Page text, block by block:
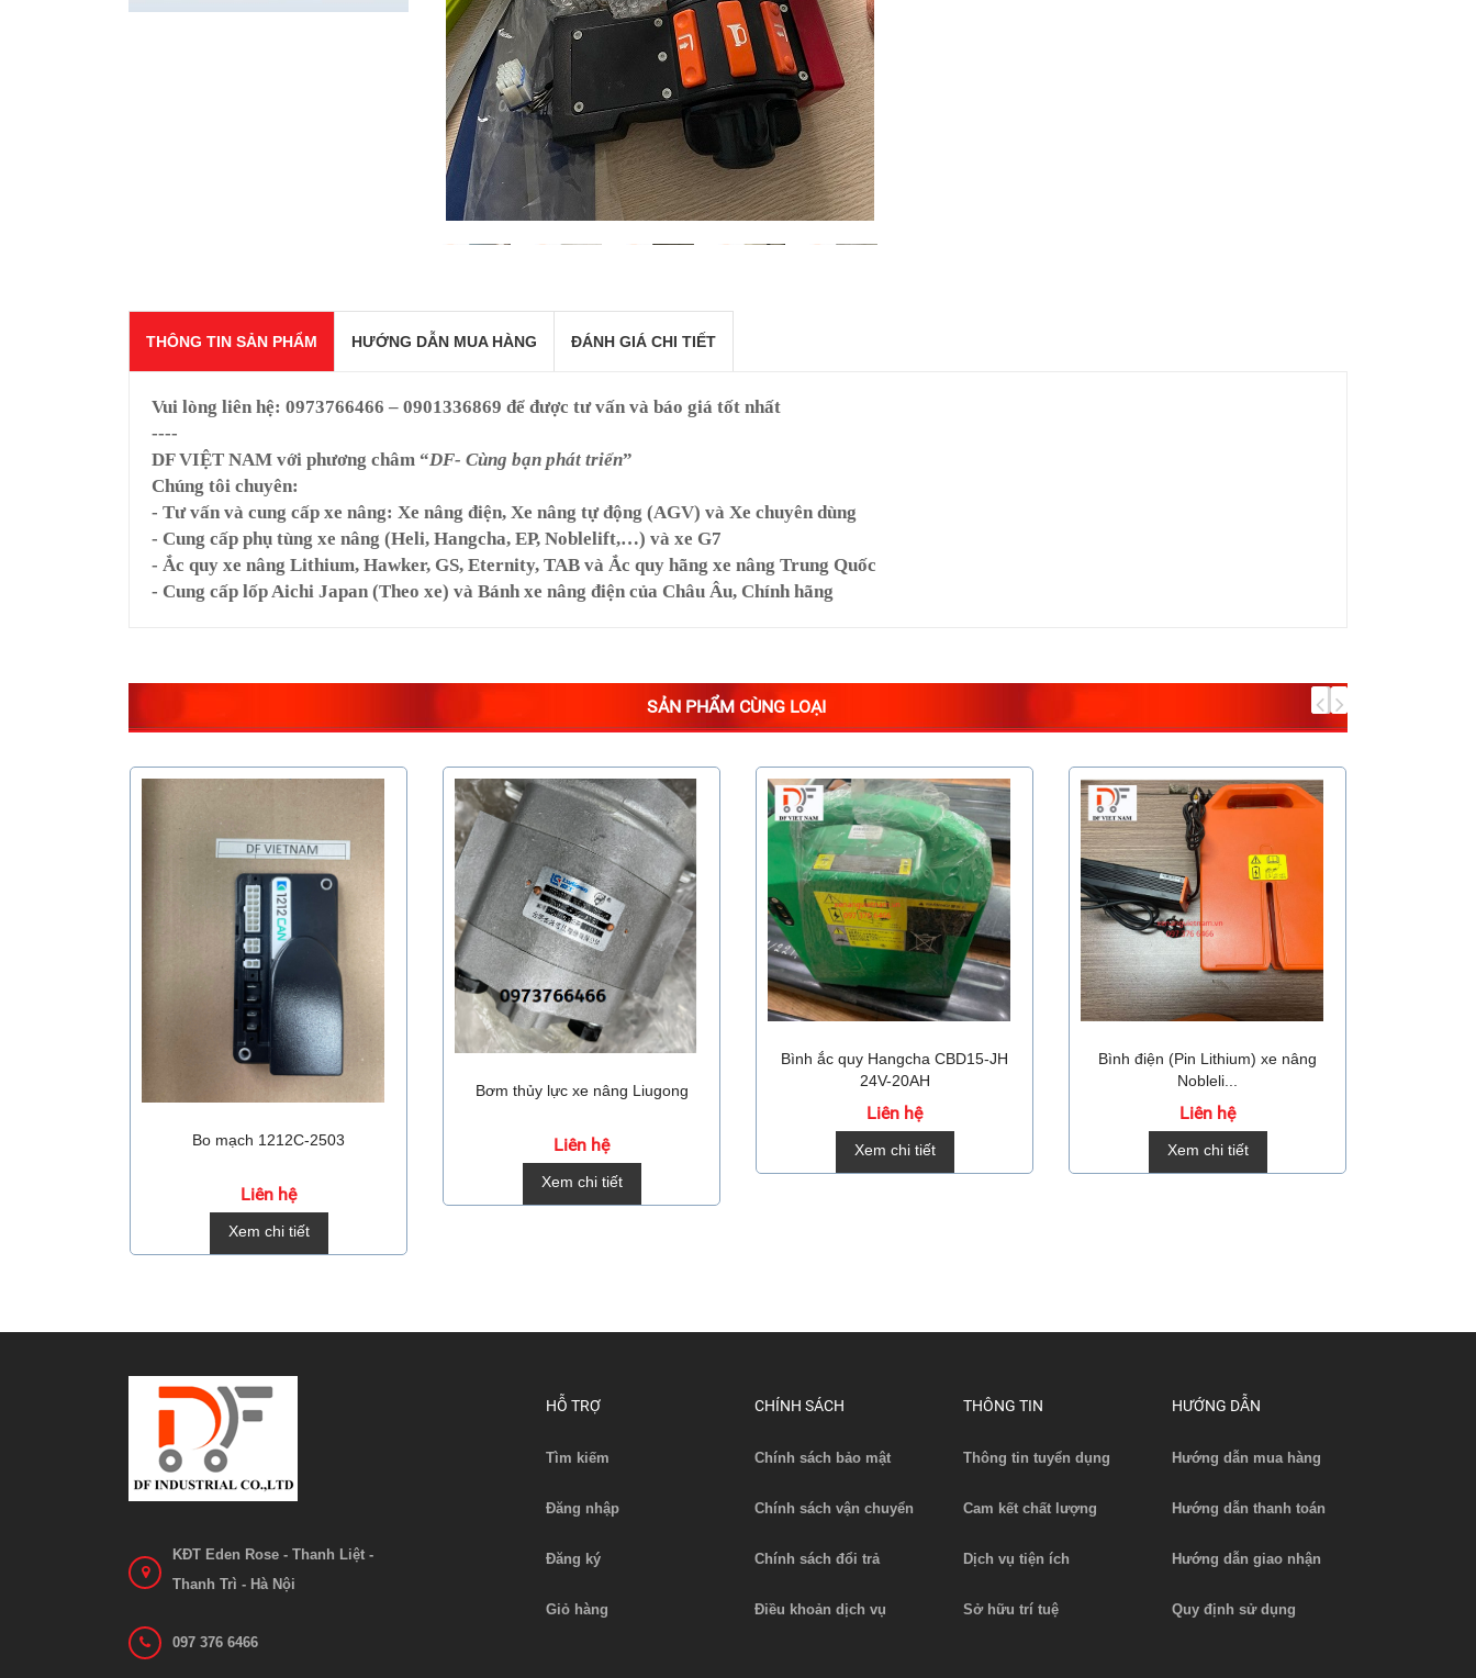
THÔNG TIN SẢN PHẨM HƯỚNG DẪN MUA HÀNG ĐÁNH GIÁ CHI TIẾT
Vui lòng liên hệ: 0973766466 – 0901336869 để được tư vấn và báo giá tốt nhất
----
DF VIỆT NAM với phương châm “DF- Cùng bạn phát triển”
Chúng tôi chuyên:
- Tư vấn và cung cấp xe nâng: Xe nâng điện, Xe nâng tự động (AGV) và Xe chuyên dùng
- Cung cấp phụ tùng xe nâng (Heli, Hangcha, EP, Noblelift,…) và xe G7
- Ắc quy xe nâng Lithium, Hawker, GS, Eternity, TAB và Ắc quy hãng xe nâng Trung Quốc
- Cung cấp lốp Aichi Japan (Theo xe) và Bánh xe nâng điện của Châu Âu, Chính hãng
SẢN PHẨM CÙNG LOẠI
Bo mạch 1212C-2503
Liên hệ
Xem chi tiết
Bơm thủy lực xe nâng Liugong
Liên hệ
Xem chi tiết
Bình ắc quy Hangcha CBD15-JH
24V-20AH
Liên hệ
Xem chi tiết
Bình điện (Pin Lithium) xe nâng
Nobleli...
Liên hệ
Xem chi tiết
KĐT Eden Rose - Thanh Liệt -
Thanh Trì - Hà Nội
097 376 6466
HỖ TRỢ
Tìm kiếm
Đăng nhập
Đăng ký
Giỏ hàng
CHÍNH SÁCH
Chính sách bảo mật
Chính sách vận chuyển
Chính sách đổi trả
Điều khoản dịch vụ
THÔNG TIN
Thông tin tuyển dụng
Cam kết chất lượng
Dịch vụ tiện ích
Sở hữu trí tuệ
HƯỚNG DẪN
Hướng dẫn mua hàng
Hướng dẫn thanh toán
Hướng dẫn giao nhận
Quy định sử dụng